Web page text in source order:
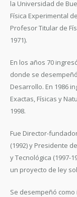
la Universidad de
Física Experimental
Profesor Titular de
1971).
En los años 70
donde se
Desarrollo. En 1986
Exactas, Físicas y
1998.
Fue Director-
(1992) y Presidente
y Tecnológica (1997-
un proyecto de ley
Se desempeñó